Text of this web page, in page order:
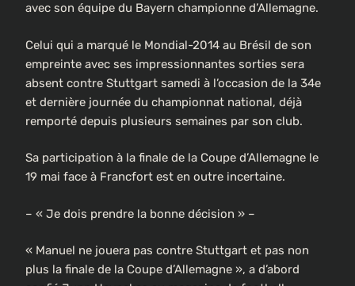
avec son équipe du Bayern championne d’Allemagne.
Celui qui a marqué le Mondial-2014 au Brésil de son
empreinte avec ses impressionnantes sorties sera
absent contre Stuttgart samedi à l’occasion de la 34e
et dernière journée du championnat national, déjà
remporté depuis plusieurs semaines par son club.
Sa participation à la finale de la Coupe d’Allemagne le
19 mai face à Francfort est en outre incertaine.
– « Je dois prendre la bonne décision » –
« Manuel ne jouera pas contre Stuttgart et pas non
plus la finale de la Coupe d’Allemagne », a d’abord